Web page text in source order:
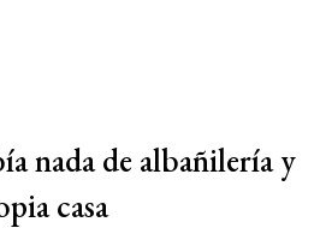
nada de albañilería y
casa